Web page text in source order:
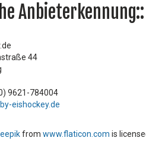
Anbieterkennung::
44
9621-784004
eishockey.de
from www.flaticon.com is